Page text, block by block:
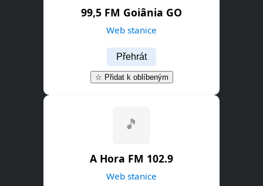
99,5 FM Goiânia GO
Web stanice
Přehrát
☆ Přidat k oblíbeným
A Hora FM 102.9
Web stanice